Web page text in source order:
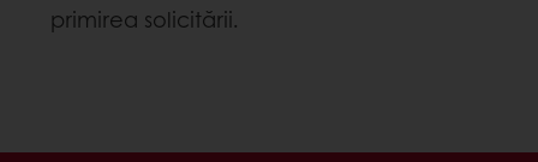
primirea solicitării.